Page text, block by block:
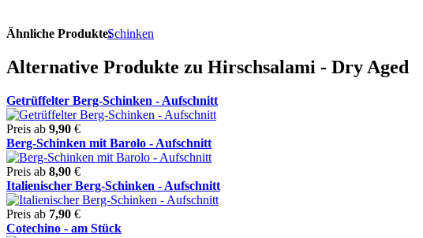
Ähnliche Produkte:Schinken
Alternative Produkte zu Hirschsalami - Dry Aged
Getrüffelter Berg-Schinken - Aufschnitt
Preis ab 9,90 €
Berg-Schinken mit Barolo - Aufschnitt
Preis ab 8,90 €
Italienischer Berg-Schinken - Aufschnitt
Preis ab 7,90 €
Cotechino - am Stück